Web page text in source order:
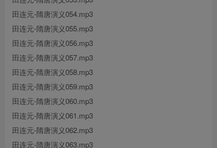
田连元-隋唐演义054.mp3
田连元-隋唐演义055.mp3
田连元-隋唐演义056.mp3
田连元-隋唐演义057.mp3
田连元-隋唐演义058.mp3
田连元-隋唐演义059.mp3
田连元-隋唐演义060.mp3
田连元-隋唐演义061.mp3
田连元-隋唐演义062.mp3
田连元-隋唐演义063.mp3